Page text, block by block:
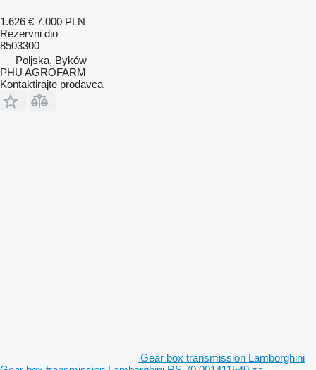
1.626 € 7.000 PLN
Rezervni dio
8503300
Poljska, Byków
PHU AGROFARM
Kontaktirajte prodavca
Gear box transmission Lamborghini